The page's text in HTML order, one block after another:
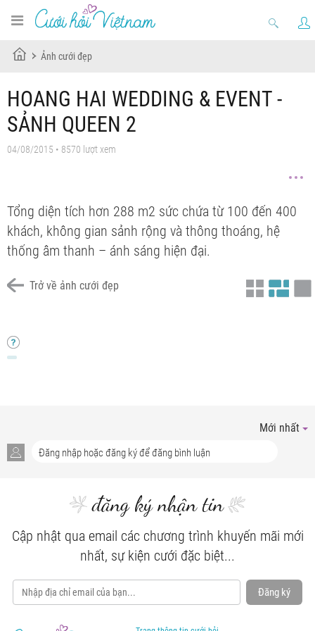
Ảnh cưới đẹp
HOANG HAI WEDDING & EVENT -
SẢNH QUEEN 2
04/08/2015 • 8570 lượt xem
Tổng diện tích hơn 288 m2 sức chứa từ 100 đến 400
khách, không gian sảnh rộng và thông thoáng, hệ
thống âm thanh – ánh sáng hiện đại.
Trở về ảnh cưới đẹp
nhà hàng tiệc cưới quận 4
nhà hàng tiệc cưới hoàng hải
nhà hàng tiệc cưới quận 4
nhà hàng tiệc cưới hoàng hải
Mới nhất
đăng ký nhận tin
Cập nhật qua email các chương trình khuyến mãi mới
nhất, sự kiện cưới đặc biệt...
Đăng ký